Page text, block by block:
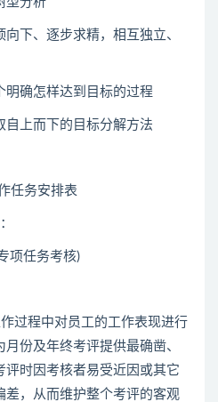
下、逐步求精，相互独立、
明确怎样达到目标的过程
自上而下的目标分解方法
任务安排表
项任务考核)
过程中对员工的工作表现进行
份及年终考评提供最确凿、
评时因考核者易受近因或其它
差，从而维护整个考评的客观